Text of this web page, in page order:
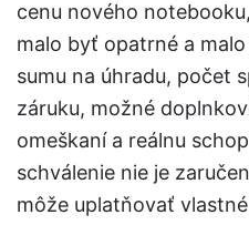
cenu nového
malo byť opatrné a
sumu na úhradu, počet
záruku, možné
omeškaní a reálnu
schválenie nie je
môže uplatňovať